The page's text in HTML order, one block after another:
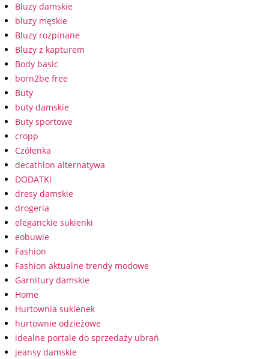
Bluzy damskie
bluzy męskie
Bluzy rozpinane
Bluzy z kapturem
Body basic
born2be free
Buty
buty damskie
Buty sportowe
cropp
Czółenka
decathlon alternatywa
DODATKI
dresy damskie
drogeria
eleganckie sukienki
eobuwie
Fashion
Fashion aktualne trendy modowe
Garnitury damskie
Home
Hurtownia sukienek
hurtownie odzieżowe
idealne portale do sprzedaży ubrań
jeansy damskie